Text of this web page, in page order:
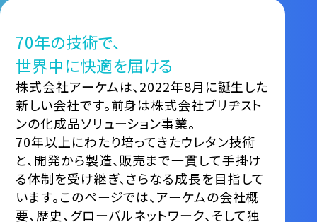
70年の技術で、
世界中に快適を届ける
株式会社アーケムは、2022年8月に誕生した
新しい会社です。前身は株式会社ブリヂスト
ンの化成品ソリューション事業。
70年以上にわたり培ってきたウレタン技術
と、開発から製造、販売まで一貫して手掛け
る体制を受け継ぎ、さらなる成長を目指して
います。このページでは、アーケムの会社概
要、歴史、グローバルネットワーク、そして独